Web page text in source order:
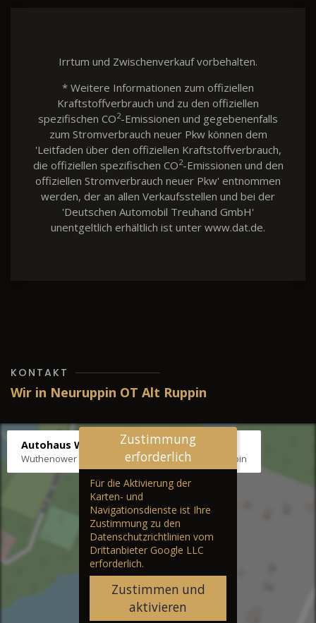
Irrtum und Zwischenverkauf vorbehalten.
* Weitere Informationen zum offiziellen
Kraftstoffverbrauch und zu den offiziellen
spezifischen CO2-Emissionen und gegebenenfalls
zum Stromverbrauch neuer Pkw können dem
'Leitfaden über den offiziellen Kraftstoffverbrauch,
die offiziellen spezifischen CO2-Emissionen und den
offiziellen Stromverbrauch neuer Pkw' entnommen
werden, der an allen Verkaufsstellen und bei der
'Deutschen Automobil Treuhand GmbH'
unentgeltlich erhältlich ist unter www.dat.de.
KONTAKT
Wir in Neuruppin OT Alt Ruppin
Autohaus Wernicke
Wuthenower Str. 12b, 16827 Neuruppin OT Alt Ruppin
Zustimmung
erforderlich
Für die Aktivierung der
Karten- und
Navigationsdienste ist Ihre
Zustimmung zu den
Datenschutzrichtlinien vom
Drittanbieter Google LLC
erforderlich.
Zustimmen und
aktivieren